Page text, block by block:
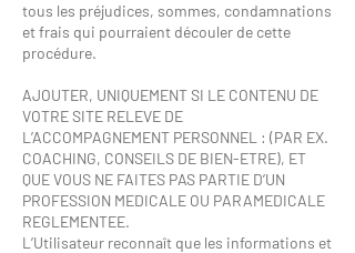
tous les préjudices, sommes, condamnations
et frais qui pourraient découler de cette
procédure.
AJOUTER, UNIQUEMENT SI LE CONTENU DE
VOTRE SITE RELEVE DE
L’ACCOMPAGNEMENT PERSONNEL : (PAR EX.
COACHING, CONSEILS DE BIEN-ETRE), ET
QUE VOUS NE FAITES PAS PARTIE D’UN
PROFESSION MEDICALE OU PARAMEDICALE
REGLEMENTEE.
L’Utilisateur reconnaît que les informations et